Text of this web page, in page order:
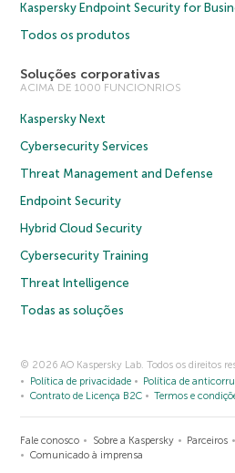
Kaspersky Endpoint Security for
Todos os produtos
Soluções corporativas
ACIMA DE 1000 FUNCIONRIOS
Kaspersky Next
Cybersecurity Services
Threat Management and Defense
Endpoint Security
Hybrid Cloud Security
Cybersecurity Training
Threat Intelligence
Todas as soluções
© 2026 AO Kaspersky Lab. Todos os direitos
Política de privacidade
Política de
Contrato de Licença B2C
Termos e
Fale conosco Sobre a Kaspersky Parceiros
Comunicado à imprensa